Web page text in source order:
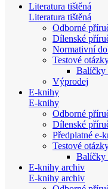
Literatura tištěná
Literatura tištěná
Odborné
Dílenské
Normativní
Testové
Balíčky
Výprodej
E-knihy
E-knihy
Odborné
Dílenské
Předplatné e-
Testové
Balíčky
E-knihy archiv
E-knihy archiv